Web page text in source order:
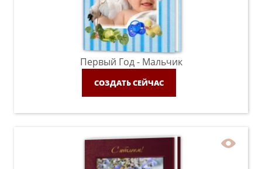
Первый Год - Мальчик
СОЗДАТЬ СЕЙЧАС